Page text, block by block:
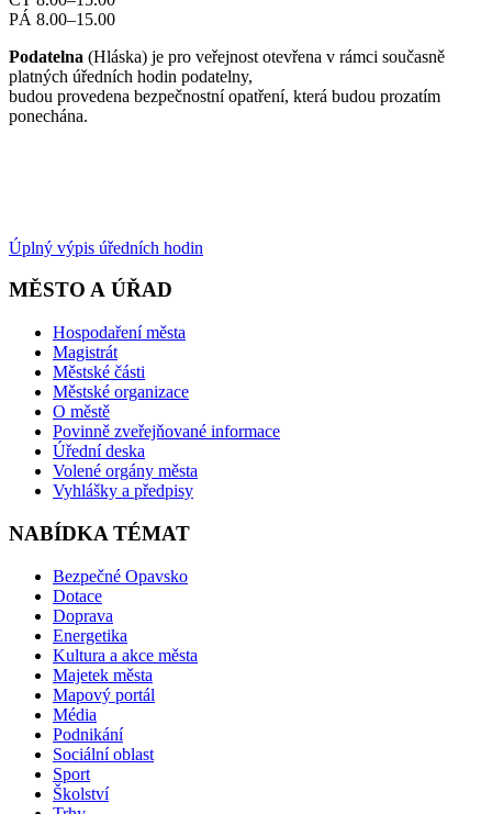
PÁ 8.00–15.00
Podatelna (Hláska) je pro veřejnost otevřena v rámci současně
platných úředních hodin podatelny,
budou provedena bezpečnostní opatření, která budou prozatím
ponechána.
Úplný výpis úředních hodin
MĚSTO A ÚŘAD
Hospodaření města
Magistrát
Městské části
Městské organizace
O městě
Povinně zveřejňované informace
Úřední deska
Volené orgány města
Vyhlášky a předpisy
NABÍDKA TÉMAT
Bezpečné Opavsko
Dotace
Doprava
Energetika
Kultura a akce města
Majetek města
Mapový portál
Média
Podnikání
Sociální oblast
Sport
Školství